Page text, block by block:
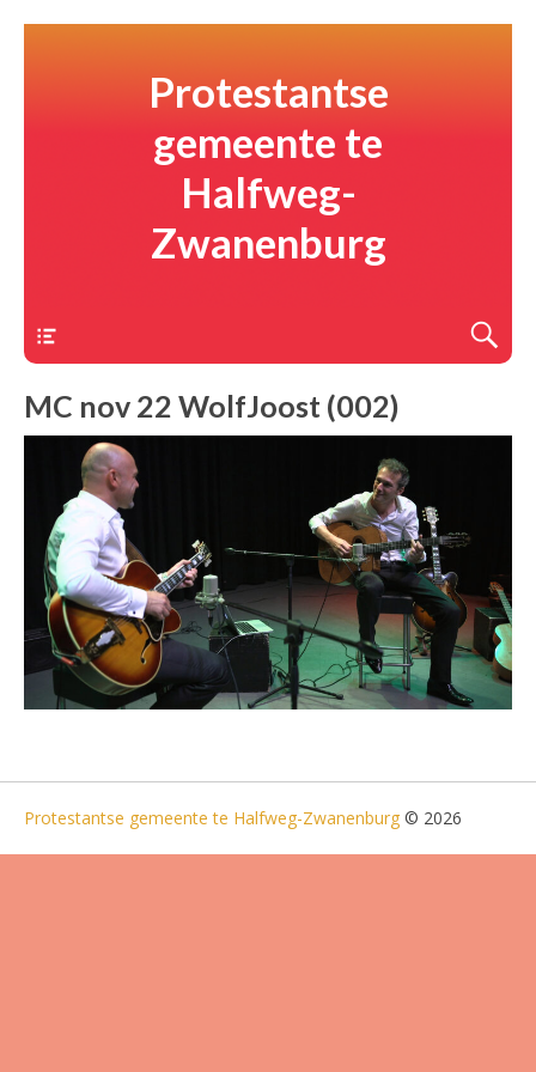
Protestantse
gemeente te
Halfweg-
Zwanenburg
MC nov 22 WolfJoost (002)
Protestantse gemeente te Halfweg-Zwanenburg © 2026